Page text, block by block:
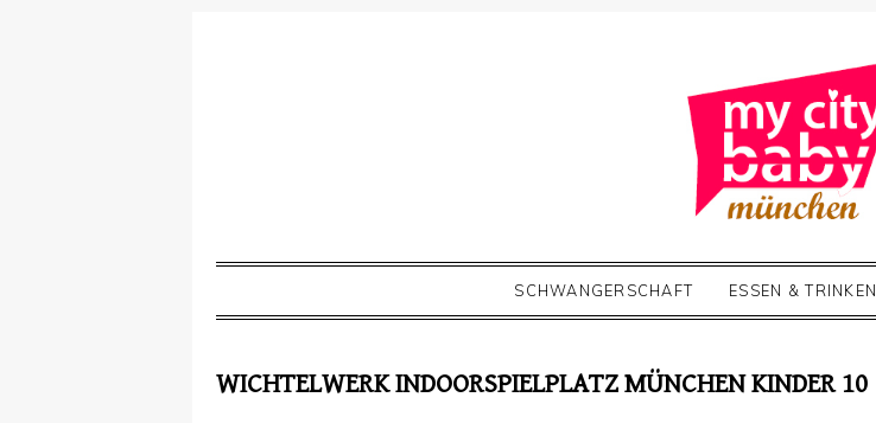
SCHWANGERSCHAFT ESSEN & TRINKEN
WICHTELWERK INDOORSPIELPLATZ MÜNCHEN KINDER 10